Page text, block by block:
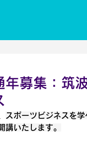
年募集：筑
スポーツビジネスを
講いたします。